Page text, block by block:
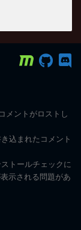
メントがロストし
込まれたコメント
トールチェックに
示される問題があ